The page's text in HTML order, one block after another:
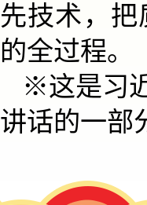
先技术，
的全过程。
※这是习
讲话的一部